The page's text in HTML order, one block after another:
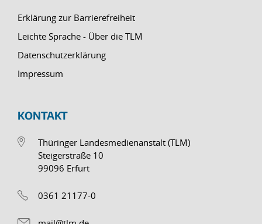
Erklärung zur Barrierefreiheit
Leichte Sprache - Über die TLM
Datenschutzerklärung
Impressum
KONTAKT
Thüringer Landesmedienanstalt (TLM)
Steigerstraße 10
99096 Erfurt
0361 21177-0